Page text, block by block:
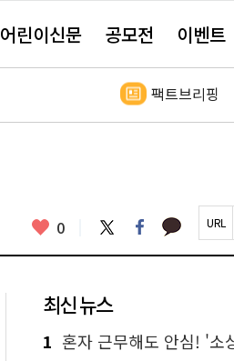
어린이신문 공모전 이벤트
팩트브리핑
좋
요
0 트
위
터
페
이
스
카
카 페
이
지
최신 뉴스
1 혼자 근무해도 안심! '소상공인